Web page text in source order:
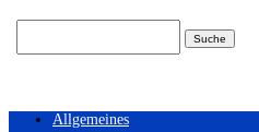
Allgemeines